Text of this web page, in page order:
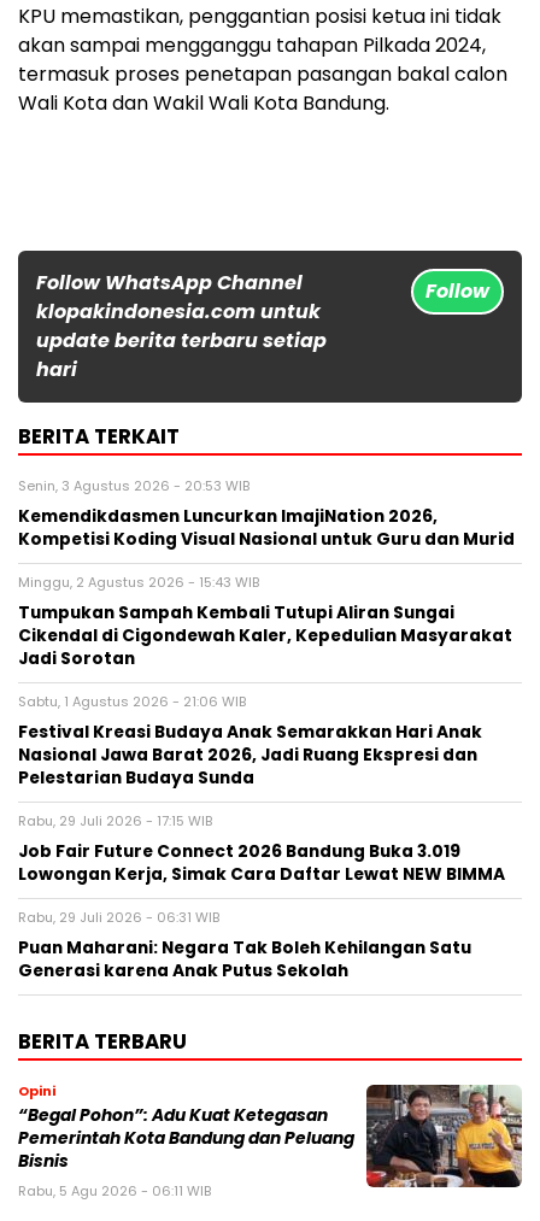
KPU memastikan, penggantian posisi ketua ini tidak
akan sampai mengganggu tahapan Pilkada 2024,
termasuk proses penetapan pasangan bakal calon
Wali Kota dan Wakil Wali Kota Bandung.
Follow WhatsApp Channel
klopakindonesia.com untuk
update berita terbaru setiap
hari
Follow
BERITA TERKAIT
Senin, 3 Agustus 2026 - 20:53 WIB
Kemendikdasmen Luncurkan ImajiNation 2026,
Kompetisi Koding Visual Nasional untuk Guru dan Murid
Minggu, 2 Agustus 2026 - 15:43 WIB
Tumpukan Sampah Kembali Tutupi Aliran Sungai
Cikendal di Cigondewah Kaler, Kepedulian Masyarakat
Jadi Sorotan
Sabtu, 1 Agustus 2026 - 21:06 WIB
Festival Kreasi Budaya Anak Semarakkan Hari Anak
Nasional Jawa Barat 2026, Jadi Ruang Ekspresi dan
Pelestarian Budaya Sunda
Rabu, 29 Juli 2026 - 17:15 WIB
Job Fair Future Connect 2026 Bandung Buka 3.019
Lowongan Kerja, Simak Cara Daftar Lewat NEW BIMMA
Rabu, 29 Juli 2026 - 06:31 WIB
Puan Maharani: Negara Tak Boleh Kehilangan Satu
Generasi karena Anak Putus Sekolah
BERITA TERBARU
Opini
“Begal Pohon”: Adu Kuat Ketegasan
Pemerintah Kota Bandung dan Peluang
Bisnis
Rabu, 5 Agu 2026 - 06:11 WIB